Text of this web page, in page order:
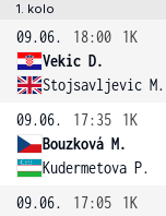
1. kolo
09.06. 18:00
1K
Vekic D.
Stojsavljevic M.
09.06.
17:35
1K
Bouzková M.
Kudermetova P.
09.06.
17:05
1K